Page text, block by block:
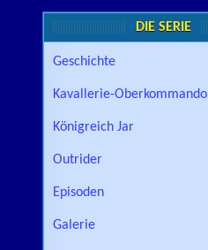
DIE SERIE
Geschichte
Kavallerie-Oberkommando
Königreich Jar
Outrider
Episoden
Galerie